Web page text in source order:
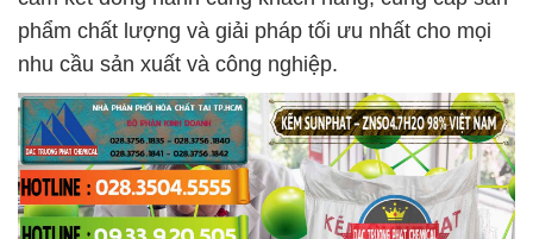
phẩm chất lượng và giải pháp tối ưu nhất cho mọi
nhu cầu sản xuất và công nghiệp.